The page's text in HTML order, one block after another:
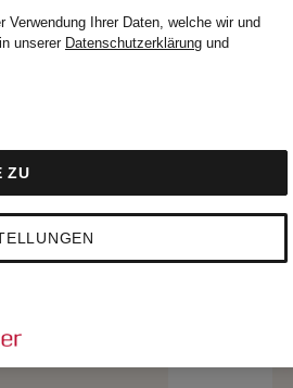
Ihrer Daten, welche wir und
unserer Datenschutzerklärung und
ZU